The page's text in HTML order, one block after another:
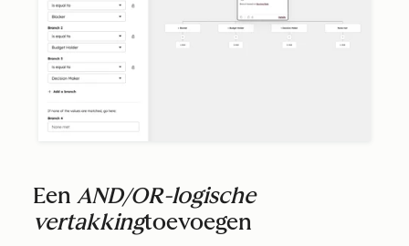
Een AND/OR-logische
vertakkingtoevoegen